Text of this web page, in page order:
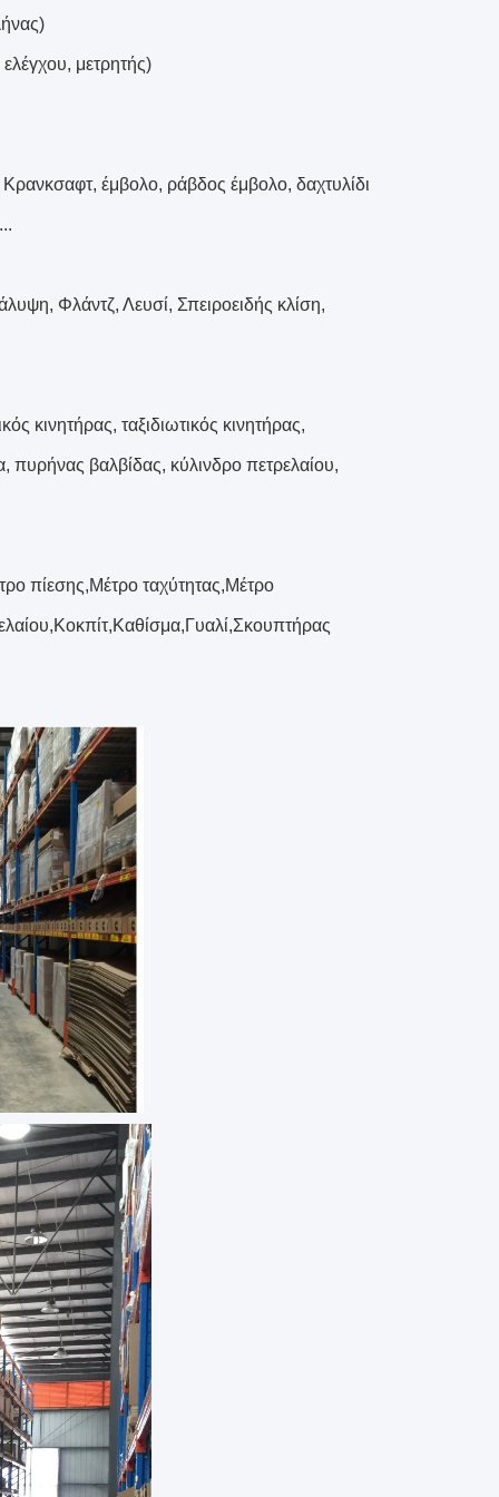
μετρητής)
έμβολο, ράβδος έμβολο, δαχτυλίδι
Φλάντζ, Λευσί, Σπειροειδής κλίση,
κινητήρας, ταξιδιωτικός κινητήρας,
πυρήνας βαλβίδας, κύλινδρο πετρελαίου,
πίεσης,Μέτρο ταχύτητας,Μέτρο